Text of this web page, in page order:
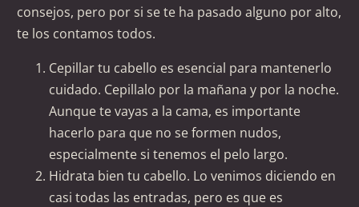
consejos, pero por si se te ha pasado alguno por alto,
te los contamos todos.
Cepillar tu cabello es esencial para mantenerlo
cuidado. Cepillalo por la mañana y por la noche.
Aunque te vayas a la cama, es importante
hacerlo para que no se formen nudos,
especialmente si tenemos el pelo largo.
Hidrata bien tu cabello. Lo venimos diciendo en
casi todas las entradas, pero es que es